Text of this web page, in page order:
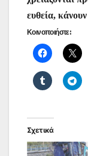
ευθεία,
Κοινοποιήστε:
Σχετικά